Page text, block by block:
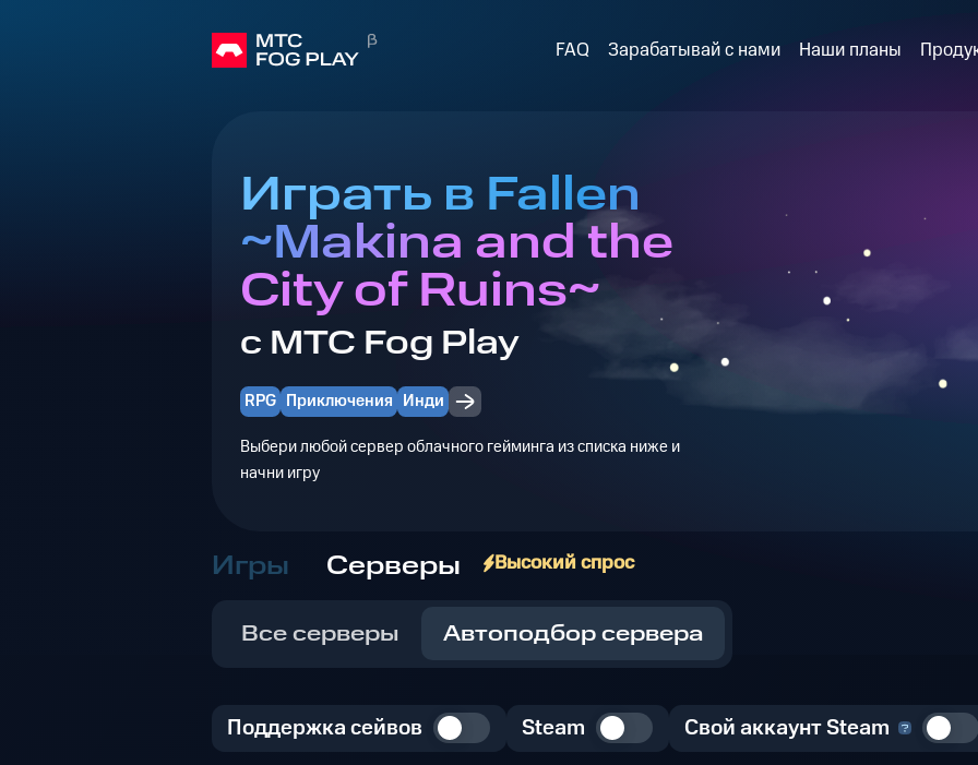
FAQ Зарабатывай с нами Наши планы
Играть в Fallen
~Makina and the
City of Ruins~
с МТС Fog Play
RPG Приключения Инди
Выбери любой сервер облачного гейминга из списка ниже и
начни игру
Игры Серверы Высокий спрос
Все серверы Автоподбор сервера
Поддержка сейвов Steam Свой аккаунт Steam